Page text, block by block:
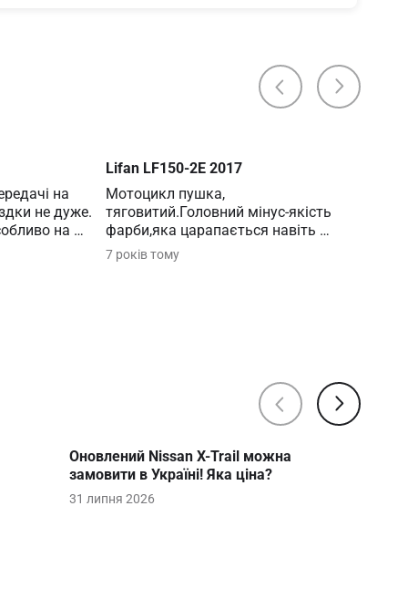
на
не дуже.
на
вьорткий.
Lifan LF150-2E 2017
Мотоцикл пушка,
тяговитий.Головний мінус-якість
фарби,яка царапається навіть
нігтем .З оригінальною вихлопною
дуже тихо працює.Ціна ме...
7 років тому
Оновлений Nissan X-Trail можна
замовити в Україні! Яка ціна?
31 липня 2026